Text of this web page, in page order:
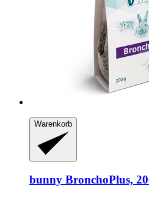
Warenkorb
bunny BronchoPlus,